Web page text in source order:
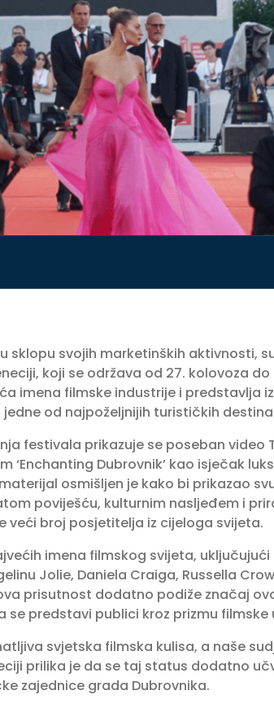
svojih marketinških aktivnosti,
koji se održava od 27. kolovoza do
imena filmske industrije i predstavlja
od najpoželjnijih turističkih
festivala prikazuje se poseban video
‘Enchanting Dubrovnik’ kao isječak
osmišljen je kako bi prikazao
poviješću, kulturnim nasljeđem i
veći broj posjetitelja iz cijeloga svijeta.
imena filmskog svijeta, uključujući
Jolie, Daniela Craiga, Russella
prisutnost dodatno podiže značaj
se predstavi publici kroz prizmu
svjetska filmska kulisa, a naše
prilika je da se taj status dodatno
zajednice grada Dubrovnika.